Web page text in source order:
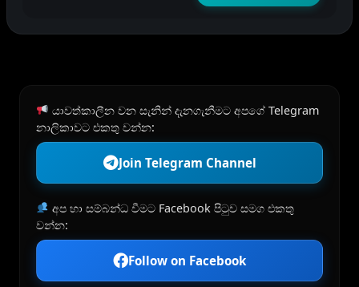
යාවත්කාලීන වන සැනින් දැනගැනීමට අපගේ Telegram
නාලිකාවට එකතු වන්න:
Join Telegram Channel
අප හා සම්බන්ධ වීමට Facebook පිටුව සමග එකතු
වන්න:
Follow on Facebook